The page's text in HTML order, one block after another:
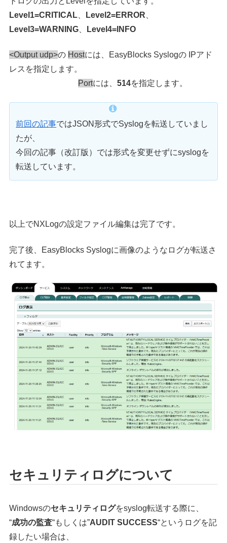
Level1=CRITICAL
Level2=ERROR
Level3=WARNING
Level4=INFO
<Output udp>の Hostには、EasyBlocks Syslogの IPアド
レスを指定します。
Portには、514を指定します。
前回の記事ではJSON形式でSyslogを転送していまし
たが、
今回の記事（改訂版）では形式を変更せずにsyslogを
転送しています。
以上でNXLogの設定ファイル編集は完了です。
完了後、EasyBlocks Syslogに画像のようなログが転送さ
れてます。
セキュリティログについて
Windowsのセキュリティログをsyslog転送する際に、
“成功の監査“もしくは”AUDIT SUCCESS“というログを記
録したい場合は、